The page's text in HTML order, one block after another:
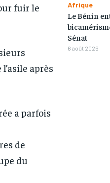
fuir le
après
a parfois
de
du
Afrique
Le Bénin
Sénat
6 août 2026